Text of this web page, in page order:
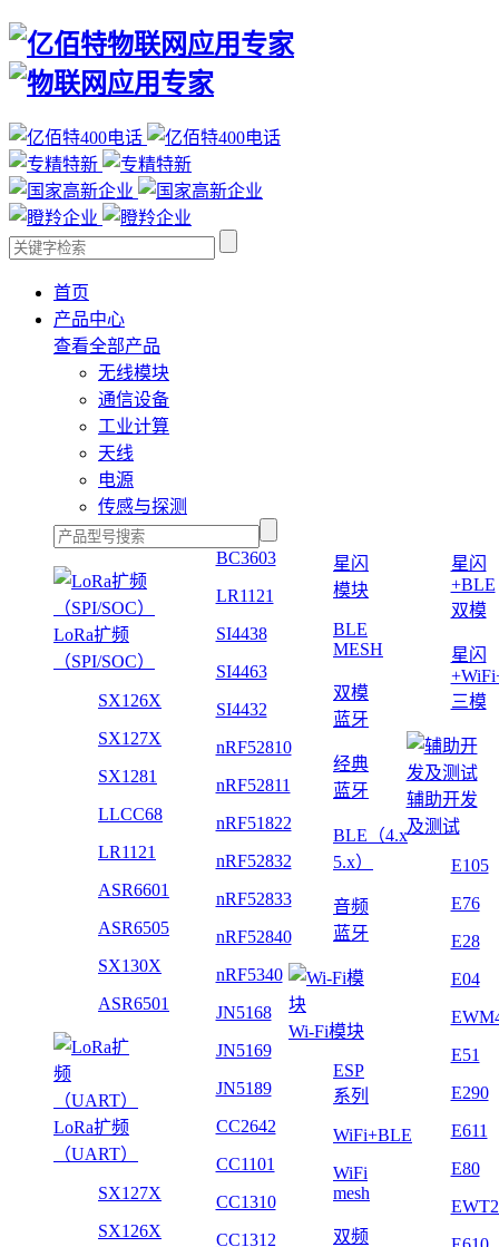
首页
产品中心
查看全部产品
无线模块
通信设备
工业计算
天线
电源
传感与探测
LoRa扩频
（SPI/SOC）
SX126X
SX127X
SX1281
LLCC68
LR1121
ASR6601
ASR6505
SX130X
ASR6501
LoRa扩频
（UART）
SX127X
SX126X
BC3603
LR1121
SI4438
SI4463
SI4432
nRF52810
nRF52811
nRF51822
nRF52832
nRF52833
nRF52840
nRF5340
JN5168
JN5169
JN5189
CC2642
CC1101
CC1310
CC1312
星闪
模块
BLE
MESH
双模
蓝牙
经典
蓝牙
BLE（4.x
5.x）
音频
蓝牙
Wi-Fi模块
ESP
系列
WiFi+BLE
WiFi
mesh
双频
星闪
+BLE
双模
星闪
三模
辅助开发
及测试
E105
E76
E28
E04
E51
E290
E611
E80